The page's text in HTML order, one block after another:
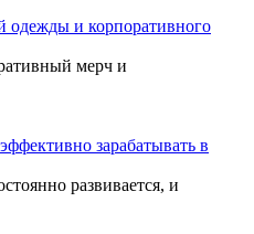
одежды и корпоративного
мерч и
зарабатывать в
развивается, и